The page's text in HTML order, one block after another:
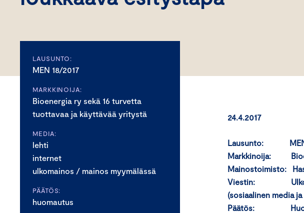
LAUSUNTO:
MEN 18/2017
MARKKINOIJA:
Bioenergia ry sekä 16 turvetta
tuottavaa ja käyttävää yritystä
MEDIA:
lehti
internet
ulkomainos / mainos myymälässä
PÄÄTÖS:
huomautus
24.4.2017
Lausunto: MEN
Markkinoija:
Mainostoimisto:
Viestin:
(sosiaalinen media
Päätös: